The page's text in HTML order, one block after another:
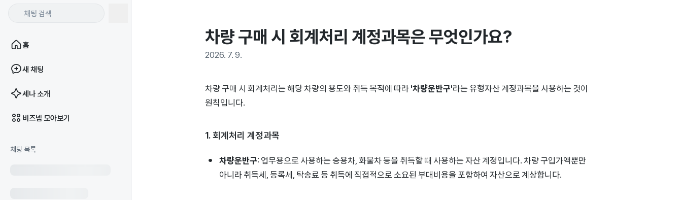
홈
새 채팅
세나 소개
비즈넵 모아보기
채팅 목록
차량 구매 시 회계처리 계정과목은 무엇인가요?
2026. 7. 9.
차량 구매 시 회계처리는 해당 차량의 용도와 취득 목적에 따라'차량운반구'라는 유형자산 계정과목을 사용하는 것이
원칙입니다.
1. 회계처리 계정과목
차량운반구: 업무용으로 사용하는 승용차, 화물차 등을 취득할 때 사용하는 자산 계정입니다. 차량 구입가액뿐만
아니라 취득세, 등록세, 탁송료 등 취득에 직접적으로 소요된 부대비용을 포함하여 자산으로 계상합니다.